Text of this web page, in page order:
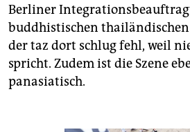
Berliner
buddhistischen
der taz dort schlug fehl, weil
spricht. Zudem ist die Szene
panasiatisch.